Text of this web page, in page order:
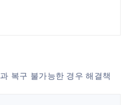
복구 불가능한 경우 해결책